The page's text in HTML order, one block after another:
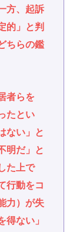
方、起訴
的」と判
ちらの鑑
者らを
たとい
ない」と
明だ」と
た上で
行動をコ
力）が失
得ない」